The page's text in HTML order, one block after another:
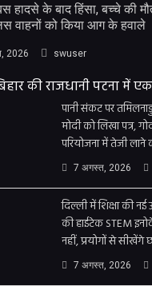
हादसे के बाद हिंसा, बच्चे की
वाहनों को किया आग के हवाले
2026 swuser
की राजधानी पटना में
पानी संकट पर
मोदी को लिखा पत्र,
परियोजना में तेजी लाने
7 अगस्त, 2026
दिल्ली में शिक्षा की नई
की हाईटेक STEM
नहीं, प्रयोगों से सीखेंगे
7 अगस्त, 2026